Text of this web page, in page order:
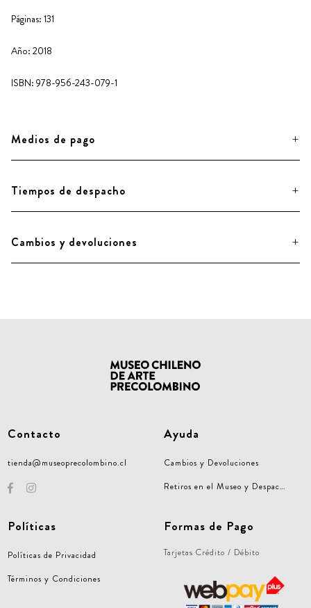
Páginas: 131
Año: 2018
ISBN: 978-956-243-079-1
Medios de pago
Tiempos de despacho
Cambios y devoluciones
Contacto
tienda@museoprecolombino.cl
Ayuda
Cambios y Devoluciones
Retiros en el Museo y Despachos Nacionales
Políticas
Políticas de Privacidad
Términos y Condiciones
Formas de Pago
Tarjetas Crédito / Débito